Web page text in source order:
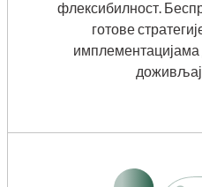
флексибилност.
готове
имплементацијама